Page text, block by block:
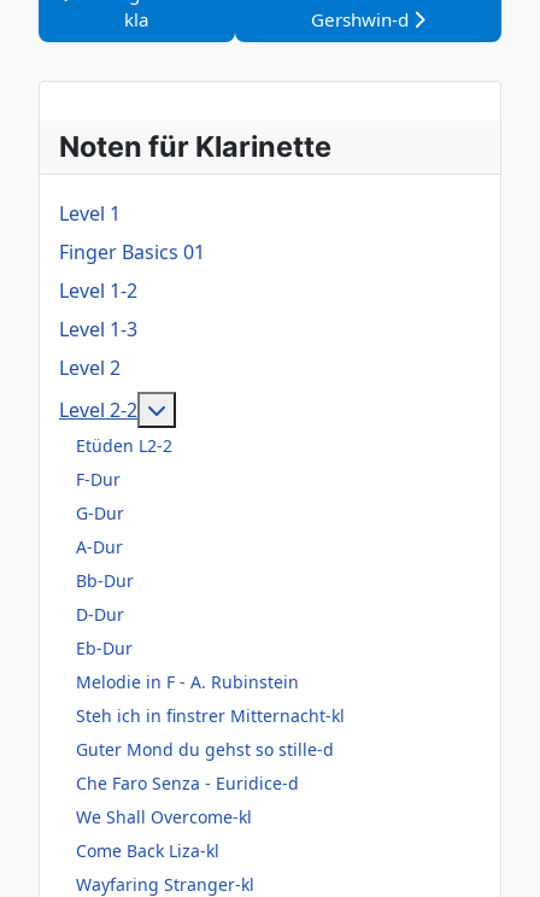
kla
Gershwin-d
Noten für Klarinette
Level 1
Finger Basics 01
Level 1-2
Level 1-3
Level 2
Level 2-2
Etüden L2-2
F-Dur
G-Dur
A-Dur
Bb-Dur
D-Dur
Eb-Dur
Melodie in F - A. Rubinstein
Steh ich in finstrer Mitternacht-kl
Guter Mond du gehst so stille-d
Che Faro Senza - Euridice-d
We Shall Overcome-kl
Come Back Liza-kl
Wayfaring Stranger-kl